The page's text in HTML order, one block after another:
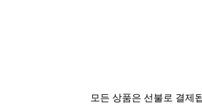
모든 상품은 선불로 결제